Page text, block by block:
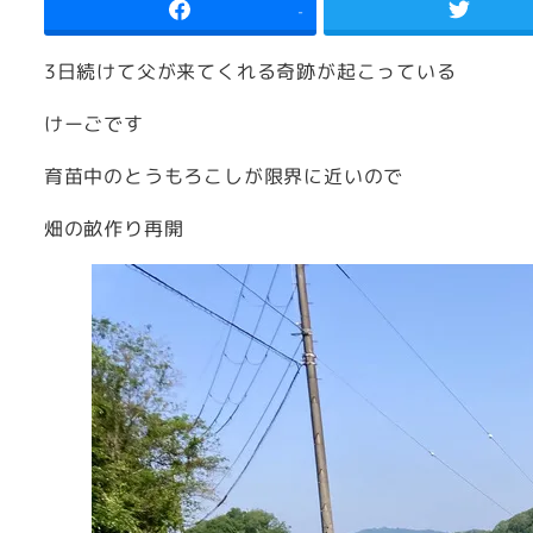
-
3日続けて父が来てくれる奇跡が起こっている
けーごです
育苗中のとうもろこしが限界に近いので
畑の畝作り再開